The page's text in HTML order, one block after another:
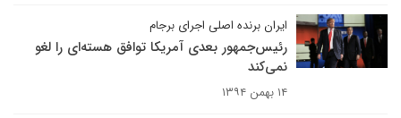
ایران برنده اصلی اجرای برجام
رئیس‌جمهور بعدی آمریکا توافق هسته‌ای را لغو
نمی‌کند
۱۴ بهمن ۱۳۹۴